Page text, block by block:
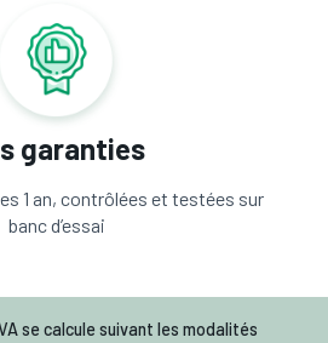
garanties
1 an, contrôlées et testées sur
banc d’essai
se calcule suivant les modalités